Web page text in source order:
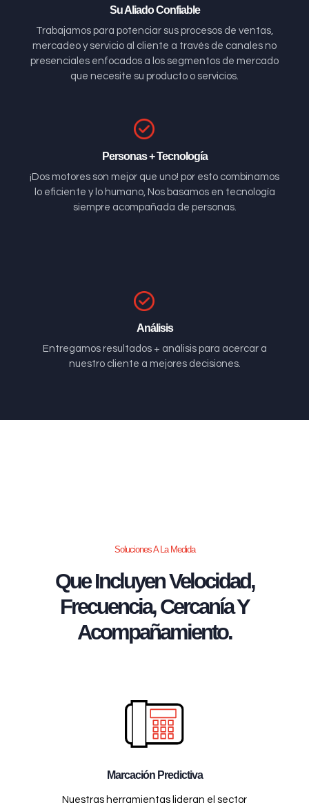
Su Aliado Confiable
Trabajamos para potenciar sus procesos de ventas,
mercadeo y servicio al cliente a través de canales no
presenciales enfocados a los segmentos de mercado
que necesite su producto o servicios.
Personas + Tecnología
¡Dos motores son mejor que uno! por esto combinamos
lo eficiente y lo humano, Nos basamos en tecnología
siempre acompañada de personas.
Análisis
Entregamos resultados + análisis para acercar a
nuestro cliente a mejores decisiones.
Soluciones A La Medida
Que Incluyen Velocidad,
Frecuencia, Cercanía Y
Acompañamiento.
Marcación Predictiva
Nuestras herramientas lideran el sector